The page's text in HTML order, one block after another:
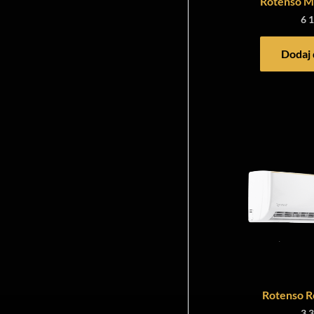
6
Dodaj
Rotenso